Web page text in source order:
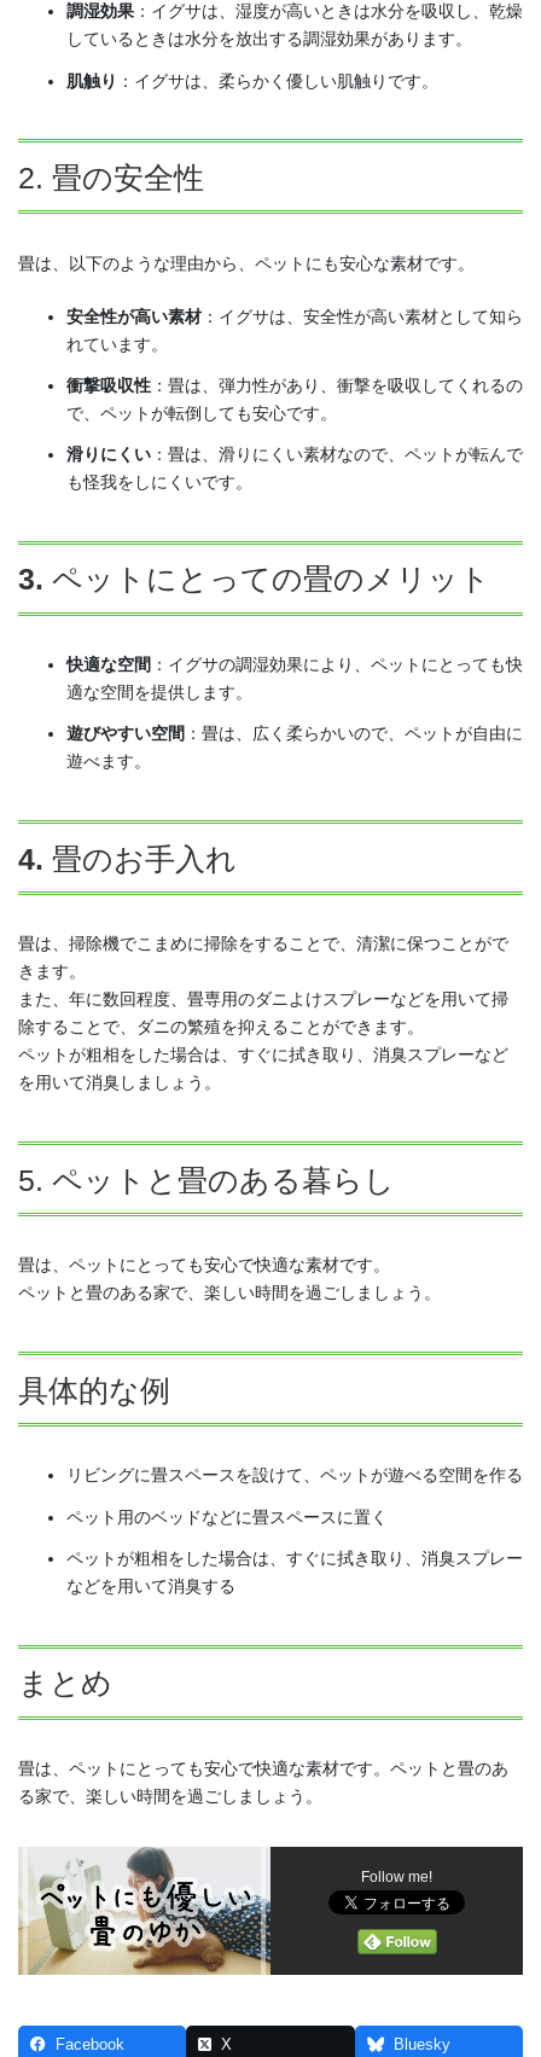
調湿効果 ：イグサは、湿度が高いときは水分を吸収し、乾燥
しているときは水分を放出する調湿効果があります。
肌触り ：イグサは、柔らかく優しい肌触りです。
2. 畳の安全性
畳は、以下のような理由から、ペットにも安心な素材です。
安全性が高い素材 ：イグサは、安全性が高い素材として知ら
れています。
衝撃吸収性 ：畳は、弾力性があり、衝撃を吸収してくれるの
で、ペットが転倒しても安心です。
滑りにくい ：畳は、滑りにくい素材なので、ペットが転んで
も怪我をしにくいです。
3. ペットにとっての畳のメリット
快適な空間 ：イグサの調湿効果により、ペットにとっても快
適な空間を提供します。
遊びやすい空間 ：畳は、広く柔らかいので、ペットが自由に
遊べます。
4. 畳のお手入れ
畳は、掃除機でこまめに掃除をすることで、清潔に保つことがで
きます。
また、年に数回程度、畳専用のダニよけスプレーなどを用いて掃
除することで、ダニの繁殖を抑えることができます。
ペットが粗相をした場合は、すぐに拭き取り、消臭スプレーなど
を用いて消臭しましょう。
5. ペットと畳のある暮らし
畳は、ペットにとっても安心で快適な素材です。
ペットと畳のある家で、楽しい時間を過ごしましょう。
具体的な例
リビングに畳スペースを設けて、ペットが遊べる空間を作る
ペット用のベッドなどに畳スペースに置く
ペットが粗相をした場合は、すぐに拭き取り、消臭スプレー
などを用いて消臭する
まとめ
畳は、ペットにとっても安心で快適な素材です。ペットと畳のあ
る家で、楽しい時間を過ごしましょう。
Follow me!
Facebook X Bluesky